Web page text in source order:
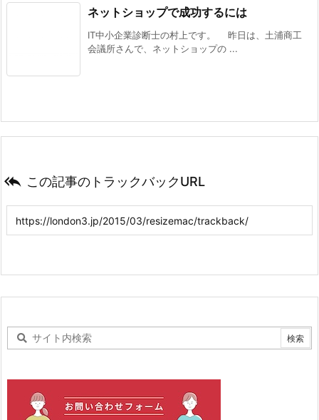
ネットショップで成功するには
IT中小企業診断士の村上です。 昨日は、土浦商工
会議所さんで、ネットショップの ...
 この記事のトラックバックURL